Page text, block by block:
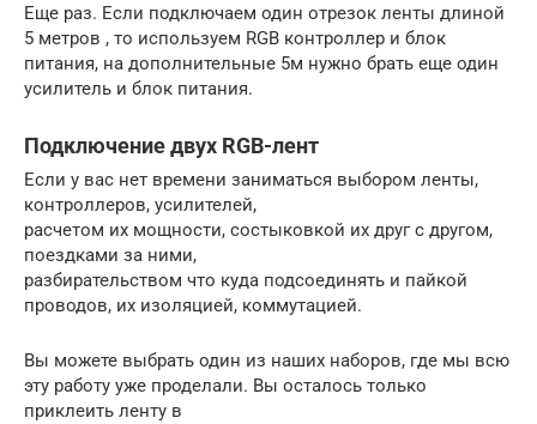
Еще раз. Если подключаем один отрезок ленты длиной
5 метров , то используем RGB контроллер и блок
питания, на дополнительные 5м нужно брать еще один
усилитель и блок питания.
Подключение двух RGB-лент
Если у вас нет времени заниматься выбором ленты,
контроллеров, усилителей,
расчетом их мощности, состыковкой их друг с другом,
поездками за ними,
разбирательством что куда подсоединять и пайкой
проводов, их изоляцией, коммутацией.
Вы можете выбрать один из наших наборов, где мы всю
эту работу уже проделали. Вы осталось только
приклеить ленту в